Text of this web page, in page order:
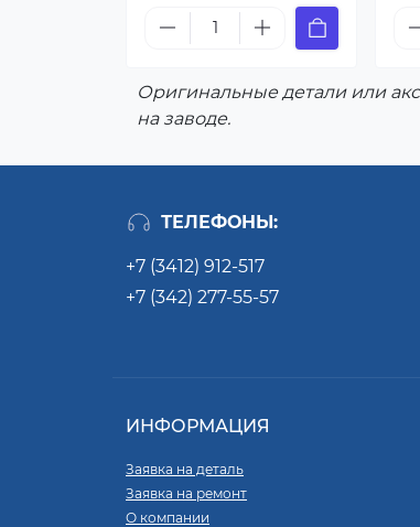
Оригинальные детали или
на заводе.
ТЕЛЕФОНЫ:
+7 (3412) 912-517
+7 (342) 277-55-57
ИНФОРМАЦИЯ
Заявка на деталь
Заявка на ремонт
О компании